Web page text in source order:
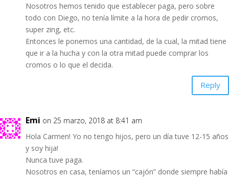
Nosotros hemos tenido que establecer paga, pero sobre
todo con Diego, no tenía límite a la hora de pedir cromos,
super zing, etc.
Entonces le ponemos una cantidad, de la cual, la mitad tiene
que ir a la hucha y con la otra mitad puede comprar los
cromos o lo que el decida.
Reply
Emi on 25 marzo, 2018 at 8:41 am
Hola Carmen! Yo no tengo hijos, pero un día tuve 12-15 años
y soy hija!
Nunca tuve paga.
Nosotros en casa, teníamos un “cajón” donde siempre había